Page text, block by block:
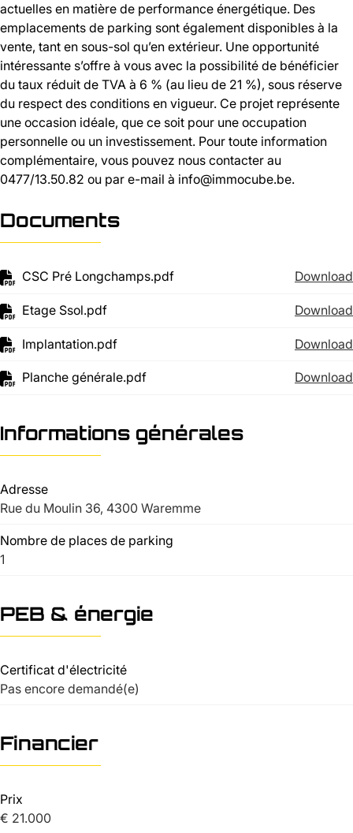
actuelles en matière de performance énergétique. Des
emplacements de parking sont également disponibles à la
vente, tant en sous-sol qu’en extérieur. Une opportunité
intéressante s’offre à vous avec la possibilité de bénéficier
du taux réduit de TVA à 6 % (au lieu de 21 %), sous réserve
du respect des conditions en vigueur. Ce projet représente
une occasion idéale, que ce soit pour une occupation
personnelle ou un investissement. Pour toute information
complémentaire, vous pouvez nous contacter au
0477/13.50.82 ou par e-mail à info@immocube.be.
Documents
CSC Pré Longchamps.pdf Download
Etage Ssol.pdf Download
Implantation.pdf Download
Planche générale.pdf Download
Informations générales
Adresse
Rue du Moulin 36, 4300 Waremme
Nombre de places de parking
1
PEB & énergie
Certificat d'électricité
Pas encore demandé(e)
Financier
Prix
€ 21.000